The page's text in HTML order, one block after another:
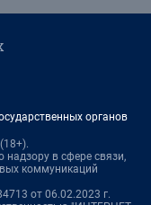
органов
в сфере связи,
коммуникаций
от 06.02.2023 г.